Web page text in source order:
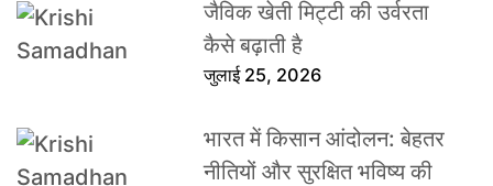
जैविक खेती मिट्टी की उर्वरता
कैसे बढ़ाती है
जुलाई 25, 2026
भारत में किसान आंदोलन: बेहतर
नीतियों और सुरक्षित भविष्य की